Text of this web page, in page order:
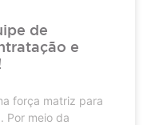
de
e
força matriz para
Por meio da